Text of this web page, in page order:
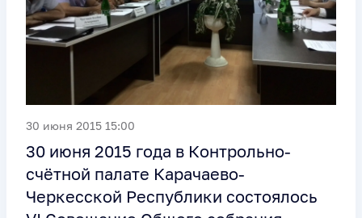
30 июня 2015 15:00
30 июня 2015 года в Контрольно-
счётной палате Карачаево-
Черкесской Республики состоялось